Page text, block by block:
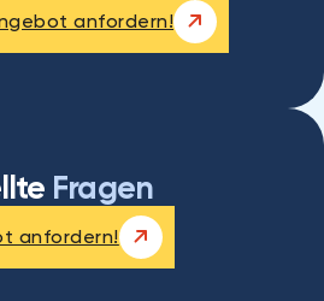
anfordern!
Fragen
anfordern!